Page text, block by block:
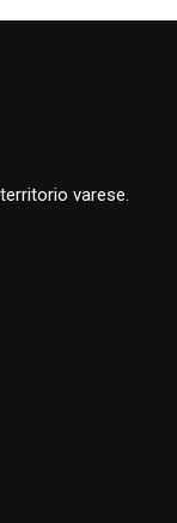
varese.